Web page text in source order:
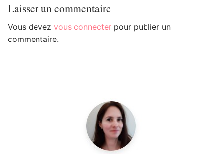
Laisser un commentaire
Vous devez vous connecter pour publier un
commentaire.